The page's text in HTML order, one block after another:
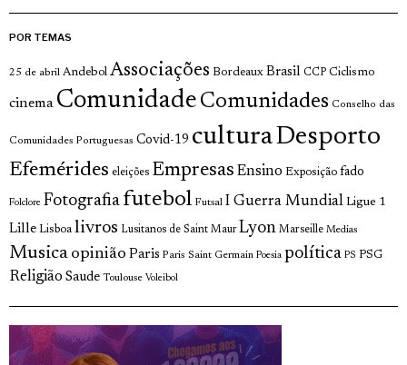
POR TEMAS
25 de abril Andebol Associações Bordeaux Brasil CCP Ciclismo
cinema Comunidade Comunidades Conselho das
Comunidades Portuguesas Covid-19 culturaDesporto
Efemérides eleições Empresas Ensino Exposição fado
Folclore Fotografia futebol Futsal I Guerra Mundial Ligue 1
Lille Lisboa livros Lusitanos de Saint Maur Lyon Marseille Medias
Musica opinião Paris Paris Saint Germain Poesia política PS PSG
Religião Saude Toulouse Voleibol